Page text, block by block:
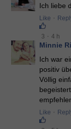
Ich liebe
Like ·
3 · 4 h
Minnie
Ich war
positiv
Völlig
Like ·